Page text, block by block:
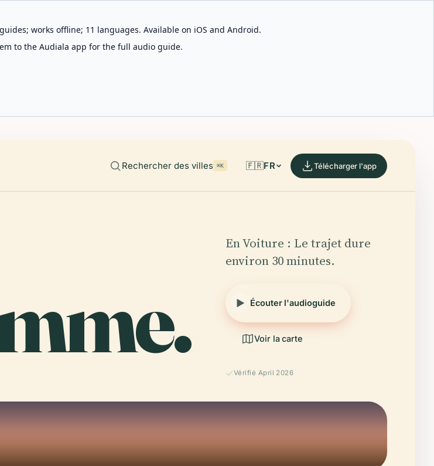
works offline; 11 languages. Available on iOS and Android.
to the Audiala app for the full audio guide.
Rechercher des villes ⌘K 🇫🇷FR Télécharger l'app
En Voiture : Le trajet dure
environ 30 minutes.
Écouter l'audioguide
Voir la carte
Vérifié April 2026